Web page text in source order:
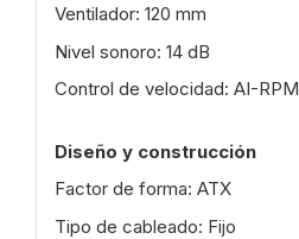
Ventilador: 120 mm
Nivel sonoro: 14 dB
Control de velocidad: AI-RPM
Diseño y construcción
Factor de forma: ATX
Tipo de cableado: Fijo